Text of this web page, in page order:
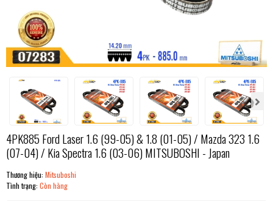
4PK885 Ford Laser 1.6 (99-05) & 1.8 (01-05) / Mazda 323 1.6
(07-04) / Kia Spectra 1.6 (03-06) MITSUBOSHI - Japan
Thương hiệu: Mitsuboshi
Tình trạng: Còn hàng